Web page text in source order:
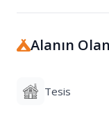
Alanın
Tesis